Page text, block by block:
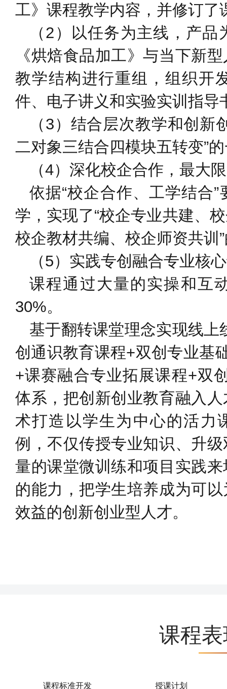
工》课程教学内容，并修订了
（2）以任务为主线，产
《烘焙食品加工》与当下新
教学结构进行重组，组织开
件、电子讲义和实验实训指导
（3）结合层次教学和创新
二对象三结合四模块五转变”
（4）深化校企合作，最大
依据“校企合作、工学结合
学，实现了“校企专业共建、
校企教材共编、校企师资共训
（5）实践专创融合专业核
课程通过大量的实操和互
30%。
基于翻转课堂理念实现线上
创通识教育课程+双创专业基
+课赛融合专业拓展课程+双
体系，把创新创业教育融入
术打造以学生为中心的活力
例，不仅传授专业知识、升
量的课堂微训练和项目实践
的能力，把学生培养成为可
效益的创新创业型人才。
课程
课程标准开发 授课计划